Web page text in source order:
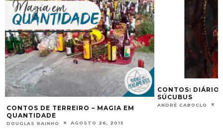
CONTOS: DIÁRIO DE UM VIAJANTE –
SÚCUBUS
ANDRÉ CABOCLO
LEI DO
DOUGLAS